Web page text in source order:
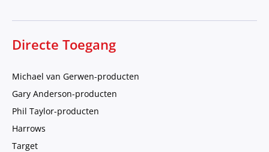
Directe Toegang
Michael van Gerwen-producten
Gary Anderson-producten
Phil Taylor-producten
Harrows
Target